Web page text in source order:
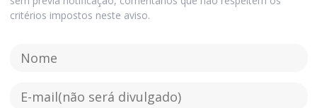
critérios impostos neste aviso.